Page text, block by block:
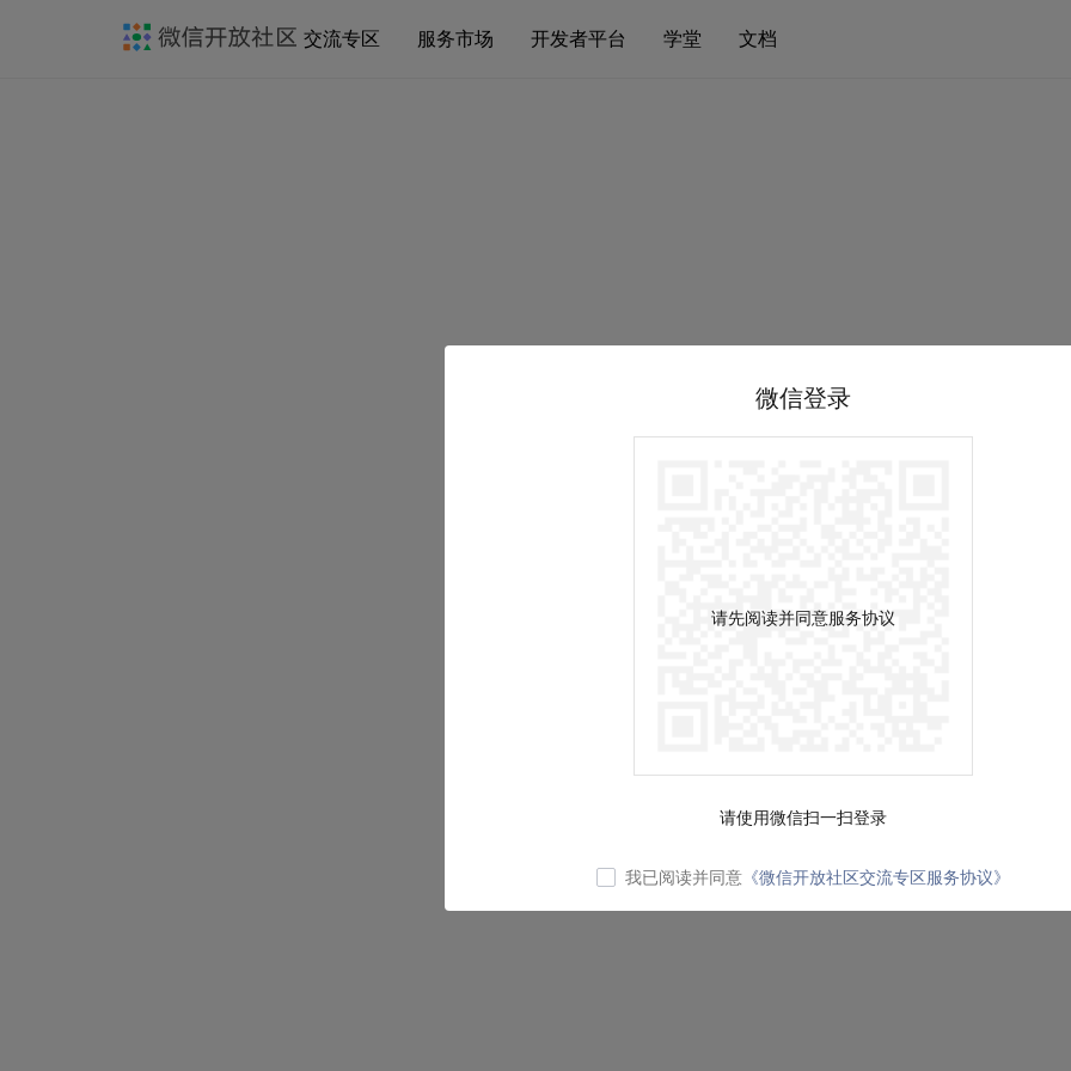
交流专区 服务市场 开发者平台 学堂 文档
微信登录
请先阅读并同意服务协议
请使用微信扫一扫登录
我已阅读并同意 《微信开放社区交流专区服务协议》